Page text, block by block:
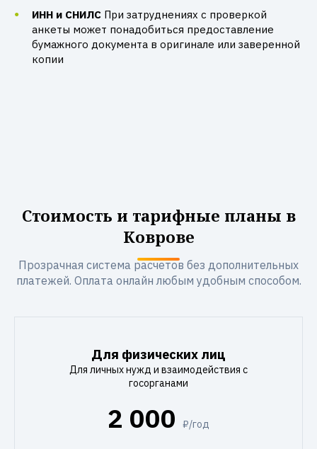
ИНН и СНИЛС При затруднениях с проверкой
анкеты может понадобиться предоставление
бумажного документа в оригинале или заверенной
копии
Стоимость и тарифные планы в
Коврове
Прозрачная система расчетов без дополнительных
платежей. Оплата онлайн любым удобным способом.
Для физических лиц
Для личных нужд и взаимодействия с
госорганами
2 000 ₽/год